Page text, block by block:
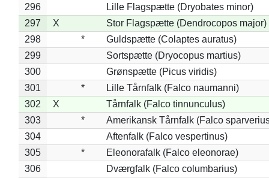
296
Lille Flagspætte (Dryobates minor)
297
X
Stor Flagspætte (Dendrocopos major)
298
*
Guldspætte (Colaptes auratus)
299
Sortspætte (Dryocopus martius)
300
Grønspætte (Picus viridis)
301
*
Lille Tårnfalk (Falco naumanni)
302
X
Tårnfalk (Falco tinnunculus)
303
*
Amerikansk Tårnfalk (Falco
304
Aftenfalk (Falco vespertinus)
305
*
Eleonorafalk (Falco eleonorae)
306
Dværgfalk (Falco columbarius)